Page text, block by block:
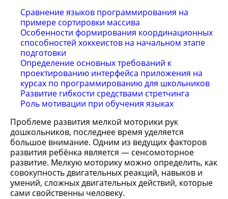
Сравнение языков программирования на
примере сортировки массива
Особенности формирования координационных
способностей хоккеистов на начальном этапе
подготовки
Определение основных требований к
проектированию интерфейса приложения на
курсах по программированию для школьников
Развитие гибкости средствами стретчинга
Роль мотивации при обучения языках
Проблеме развития мелкой моторики рук
дошкольников, последнее время уделяется
большое внимание. Одним из ведущих факторов
развития ребёнка является — сенсомоторное
развитие. Мелкую моторику можно определить, как
совокупность двигательных реакций, навыков и
умений, сложных двигательных действий, которые
сами свойственны человеку.